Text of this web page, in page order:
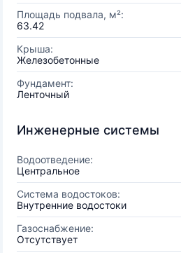
Площадь подвала, м²:
63.42
Крыша:
Железобетонные
Фундамент:
Ленточный
Инженерные системы
Водоотведение:
Центральное
Система водостоков:
Внутренние водостоки
Газоснабжение:
Отсутствует